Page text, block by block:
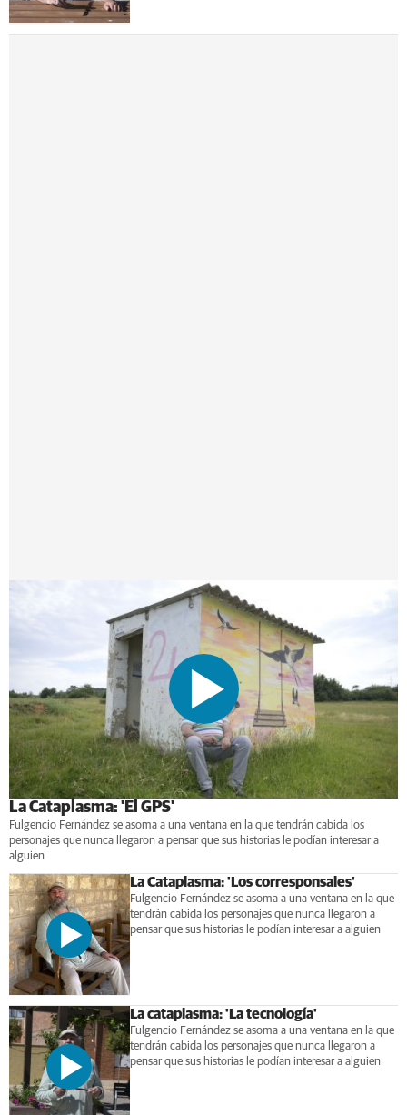
La Cataplasma: 'El GPS'
Fulgencio Fernández se asoma a una ventana en la que tendrán cabida los
personajes que nunca llegaron a pensar que sus historias le podían interesar a
alguien
La Cataplasma: 'Los corresponsales'
Fulgencio Fernández se asoma a una ventana en la que
tendrán cabida los personajes que nunca llegaron a
pensar que sus historias le podían interesar a alguien
La cataplasma: 'La tecnología'
Fulgencio Fernández se asoma a una ventana en la que
tendrán cabida los personajes que nunca llegaron a
pensar que sus historias le podían interesar a alguien